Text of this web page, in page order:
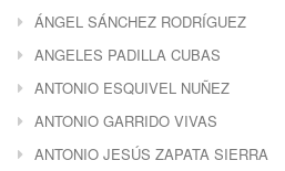
ÁNGEL SÁNCHEZ RODRÍGUEZ
ANGELES PADILLA CUBAS
ANTONIO ESQUIVEL NUÑEZ
ANTONIO GARRIDO VIVAS
ANTONIO JESÚS ZAPATA SIERRA